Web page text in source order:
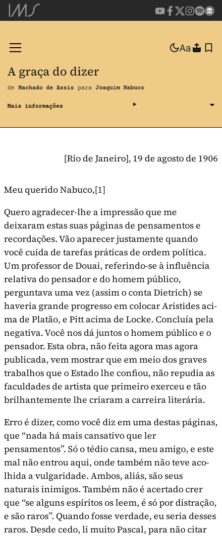
A graça do dizer
de Machado de Assis para Joaquim Nabuco
[Rio de Janeiro], 19 de agosto de 1906
Meu querido Nabuco,[1]
Quero agradecer-lhe a impressão que me
deixaram estas suas páginas de pensamentos e
recordações. Vão aparecer jus­tamente quando
você cuida de tarefas práticas de ordem política.
Um professor de Douai, referindo-se à influência
relativa do pen­sador e do homem público,
perguntava uma vez (assim o conta Dietrich) se
haveria grande progresso em colocar Aristides aci­
ma de Platão, e Pitt acima de Locke. Concluía pela
negativa. Você nos dá juntos o homem público e o
pensador. Esta obra, não feita agora mas agora
publicada, vem mostrar que em meio dos graves
trabalhos que o Estado lhe confiou, não repudia as
faculdades de artista que primeiro exerceu e tão
brilhantemente lhe criaram a carreira literária.
Erro é dizer, como você diz em uma destas páginas,
que “nada há mais cansativo que ler
pensamentos”. Só o tédio cansa, meu amigo, e este
mal não entrou aqui, onde também não teve aco­
lhida a vulgaridade. Ambos, aliás, são seus
naturais inimigos. Tam­bém não é acertado crer
que “se alguns espíritos os leem, é só por distração,
e são raros”. Quando fosse verdade, eu seria desses
raros. Desde cedo, li muito Pascal, para não citar